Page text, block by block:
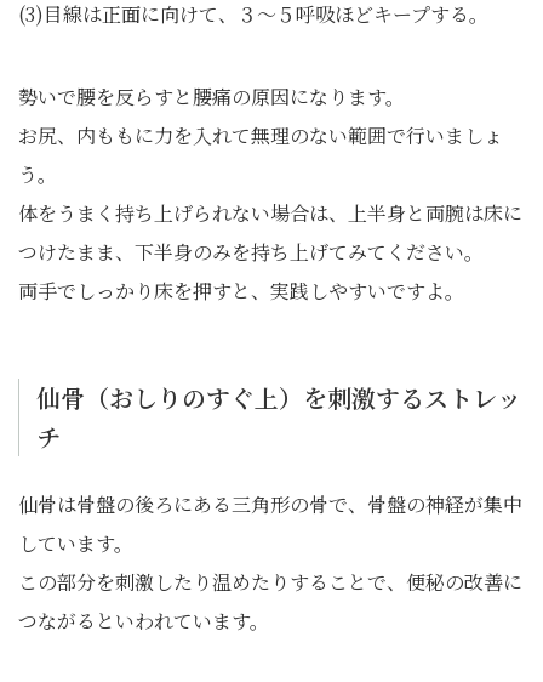
(3)目線は正面に向けて、３〜５呼吸ほどキープする。
勢いで腰を反らすと腰痛の原因になります。
お尻、内ももに力を入れて無理のない範囲で行いましょ
う。
体をうまく持ち上げられない場合は、上半身と両腕は床に
つけたまま、下半身のみを持ち上げてみてください。
両手でしっかり床を押すと、実践しやすいですよ。
仙骨（おしりのすぐ上）を刺激するストレッ
チ
仙骨は骨盤の後ろにある三角形の骨で、骨盤の神経が集中
しています。
この部分を刺激したり温めたりすることで、便秘の改善に
つながるといわれています。